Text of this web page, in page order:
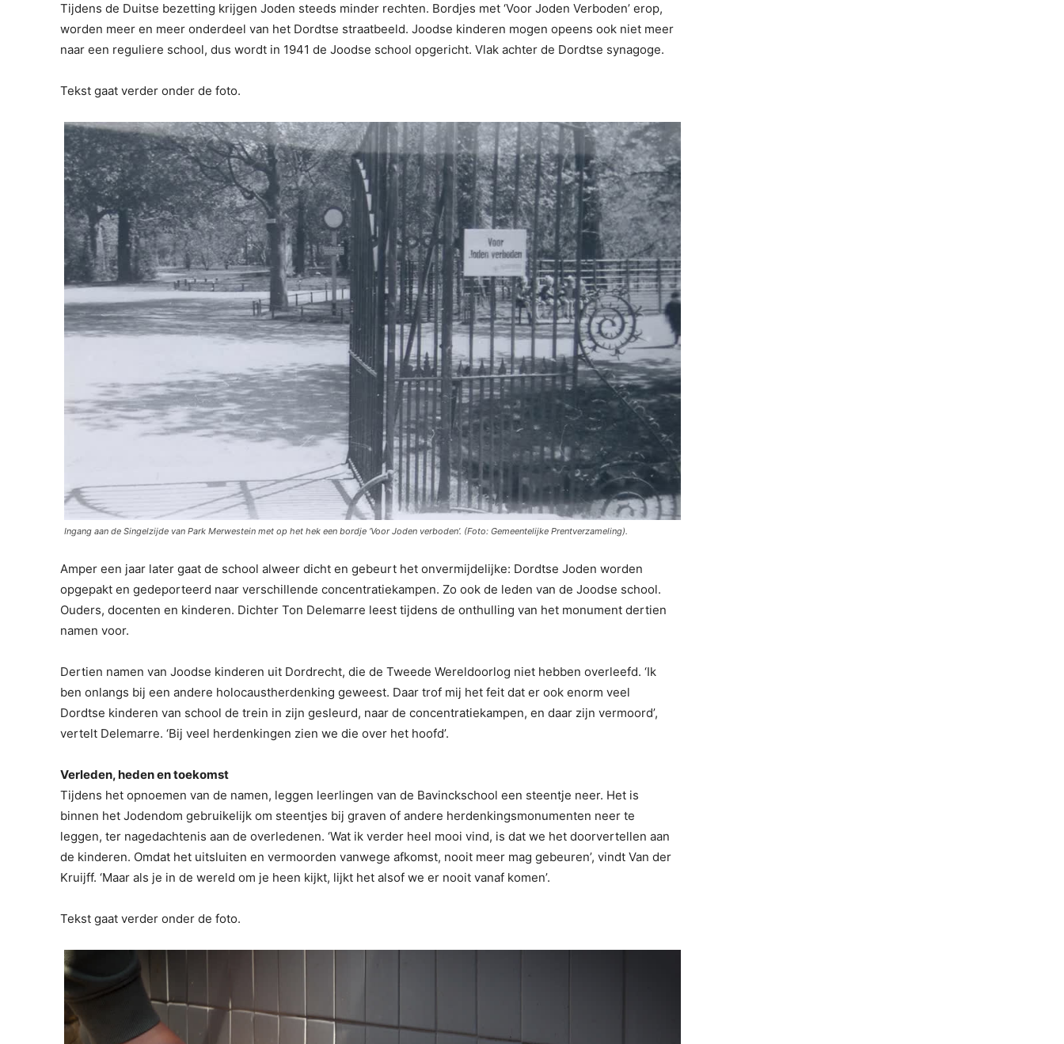
Tijdens de Duitse bezetting krijgen Joden steeds minder rechten. Bordjes met ‘Voor Joden Verboden’ erop,
worden meer en meer onderdeel van het Dordtse straatbeeld. Joodse kinderen mogen opeens ook niet meer
naar een reguliere school, dus wordt in 1941 de Joodse school opgericht. Vlak achter de Dordtse synagoge.
Tekst gaat verder onder de foto.
Ingang aan de Singelzijde van Park Merwestein met op het hek een bordje ‘Voor Joden verboden’. (Foto: Gemeentelijke Prentverzameling).
Amper een jaar later gaat de school alweer dicht en gebeurt het onvermijdelijke: Dordtse Joden worden
opgepakt en gedeporteerd naar verschillende concentratiekampen. Zo ook de leden van de Joodse school.
Ouders, docenten en kinderen. Dichter Ton Delemarre leest tijdens de onthulling van het monument dertien
namen voor.
Dertien namen van Joodse kinderen uit Dordrecht, die de Tweede Wereldoorlog niet hebben overleefd. ‘Ik
ben onlangs bij een andere holocaustherdenking geweest. Daar trof mij het feit dat er ook enorm veel
Dordtse kinderen van school de trein in zijn gesleurd, naar de concentratiekampen, en daar zijn vermoord’,
vertelt Delemarre. ‘Bij veel herdenkingen zien we die over het hoofd’.
Verleden, heden en toekomst
Tijdens het opnoemen van de namen, leggen leerlingen van de Bavinckschool een steentje neer. Het is
binnen het Jodendom gebruikelijk om steentjes bij graven of andere herdenkingsmonumenten neer te
leggen, ter nagedachtenis aan de overledenen. ‘Wat ik verder heel mooi vind, is dat we het doorvertellen aan
de kinderen. Omdat het uitsluiten en vermoorden vanwege afkomst, nooit meer mag gebeuren’, vindt Van der
Kruijff. ‘Maar als je in de wereld om je heen kijkt, lijkt het alsof we er nooit vanaf komen’.
Tekst gaat verder onder de foto.